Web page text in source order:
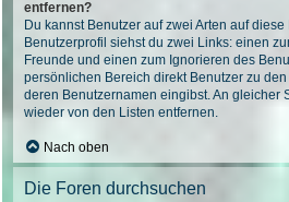
entfernen?
Du kannst Benutzer auf zwei Arten auf
Benutzerprofil siehst du zwei Links: einen
Freunde und einen zum Ignorieren des
persönlichen Bereich direkt Benutzer zu
deren Benutzernamen eingibst. An gleicher
wieder von den Listen entfernen.
Nach oben
Die Foren durchsuchen